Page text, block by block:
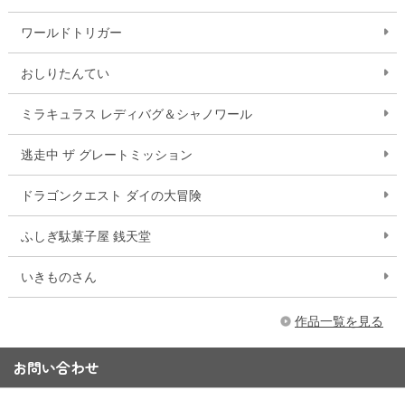
ワールドトリガー
おしりたんてい
ミラキュラス レディバグ＆シャノワール
逃走中 ザ グレートミッション
ドラゴンクエスト ダイの大冒険
ふしぎ駄菓子屋 銭天堂
いきものさん
作品一覧を見る
お問い合わせ